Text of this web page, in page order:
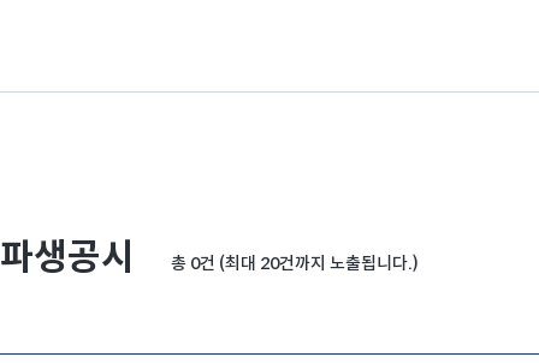
파생공시 총 0건 (최대 20건까지 노출됩니다.)